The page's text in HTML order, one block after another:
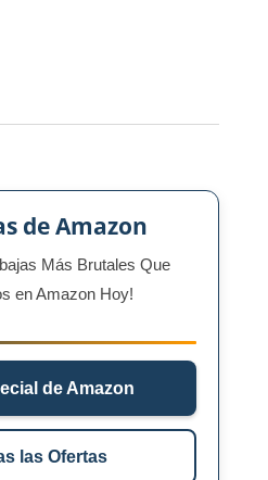
de Amazon
Más Brutales Que
en Amazon Hoy!
de Amazon
las Ofertas